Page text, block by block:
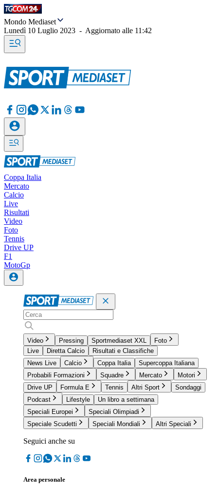
Mondo Mediaset
Lunedì 10 Luglio 2023 - Aggiornato alle 11:42
Coppa Italia
Mercato
Calcio
Live
Risultati
Video
Foto
Tennis
Drive UP
F1
MotoGp
Video Pressing Sportmediaset XXL
Foto
Live
Diretta Calcio
Risultati e Classifiche
News Live
Calcio Coppa Italia
Supercoppa Italiana
Probabili Formazioni
Squadre Mercato
Motori
Drive UP
Formula E Tennis Altri Sport
Sondaggi
Podcast
Lifestyle
Un libro a settimana
Speciali Europei
Speciali Olimpiadi
Speciale Scudetti
Speciali Mondiali Altri Speciali
Seguici anche su
Area personale